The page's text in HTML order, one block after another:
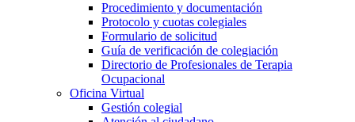
Procedimiento y documentación
Protocolo y cuotas colegiales
Formulario de solicitud
Guía de verificación de colegiación
Directorio de Profesionales de Terapia
Ocupacional
Oficina Virtual
Gestión colegial